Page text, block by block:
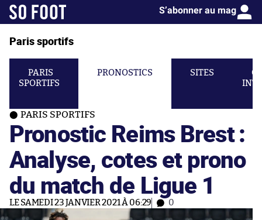
S’abonner au mag
Paris sportifs
PARIS
SPORTIFS
PRONOSTICS SITES
PARIS SPORTIFS
Pronostic Reims Brest :
Analyse, cotes et prono
du match de Ligue 1
LE SAMEDI 23 JANVIER 2021 À 06:29 0